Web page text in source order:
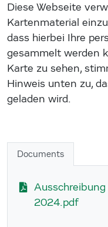
Diese Webseite
Kartenmaterial
dass hierbei Ihre
gesammelt werden
Karte zu sehen,
Hinweis unten zu,
geladen wird.
Documents
2024.pdf